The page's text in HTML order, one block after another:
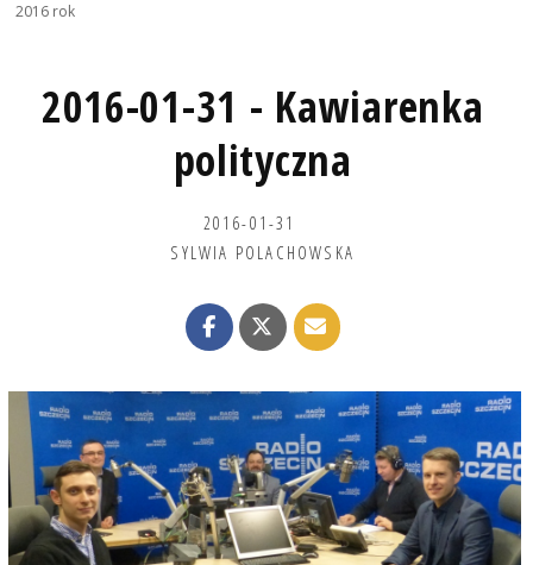
2016 rok
2016-01-31 - Kawiarenka
polityczna
2016-01-31
SYLWIA POLACHOWSKA